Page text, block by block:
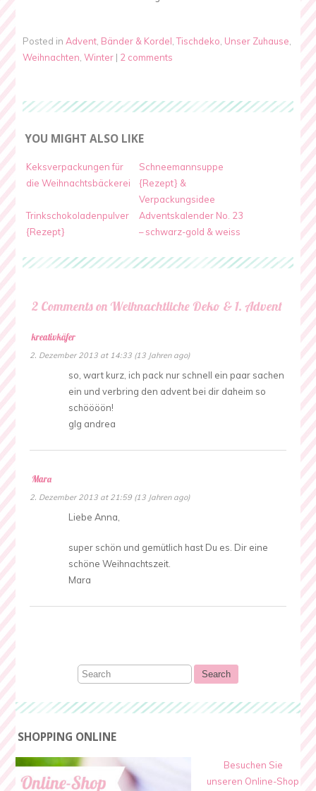
Posted inAdvent Bänder & Kordel ,Tischdeko Unser Zuhause
Weihnachten ,Winter | 2 comments
YOU MIGHT ALSO LIKE
Keksverpackungen für
die Weihnachtsbäckerei
Schneemannsuppe
{Rezept} &
Verpackungsidee
Trinkschokoladenpulver
{Rezept}
Adventskalender No. 23
– schwarz-gold & weiss
2 Comments on Weihnachtliche Deko & 1. Advent
kreativkäfer
2. Dezember 2013 at 14:33 (13 Jahren ago)
so, wart kurz, ich pack nur schnell ein paar sachen
ein und verbring den advent bei dir daheim so
schöööön!
glg andrea
Mara
2. Dezember 2013 at 21:59 (13 Jahren ago)
Liebe Anna,
super schön und gemütlich hast Du es. Dir eine
schöne Weihnachtszeit.
Mara
SHOPPING ONLINE
Besuchen Sie
unseren Online-Shop